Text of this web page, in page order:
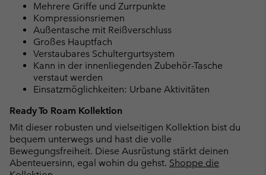
Mehrere Griffe und Zurrpunkte
Kompressionsriemen
Außentasche mit Reißverschluss
Großes Hauptfach
Verstaubares Schultergurtsystem
Kann in der innenliegenden Zubehör-Tasche
verstaut werden
Einsatzmöglichkeiten: Urbane Aktivitäten
Ready To Roam Kollektion
Mit dieser robusten und vielseitigen Kollektion bist du
bequem unterwegs und hast die volle
Bewegungsfreiheit. Diese Ausrüstung stärkt deinen
Abenteuersinn, egal wohin du gehst. Shoppe die